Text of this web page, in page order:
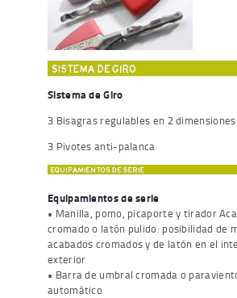
Sistema de Giro
3 Bisagras regulables en 2
3 Pivotes anti-palanca
Equipamientos de serie
• Manilla, pomo, picaporte y tirador
cromado o latón pulido: posibilidad de
acabados cromados y de latón en el
exterior
• Barra de umbral cromada o
automático